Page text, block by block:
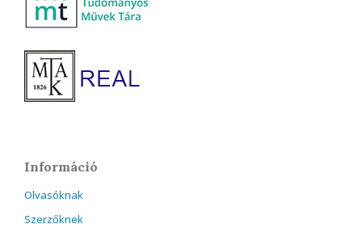
Információ
Olvasóknak
Szerzőknek